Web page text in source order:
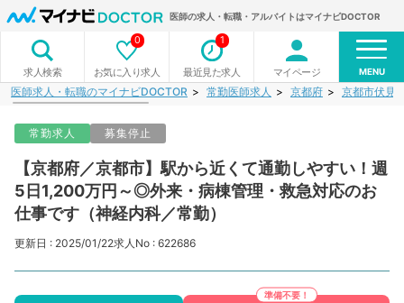
医師の求人・転職・アルバイトはマイナビDOCTOR
求人検索 お気に入り求人
0
最近見た求人
1
マイページ MENU
医師求人・転職のマイナビDOCTOR 常勤医師求人 京都府 京都市伏見
常勤求人 募集停止
【京都府／京都市】駅から近くて通勤しやすい！週
5日1,200万円～◎外来・病棟管理・救急対応のお
仕事です（神経内科／常勤）
更新日 : 2025/01/22求人No : 622686